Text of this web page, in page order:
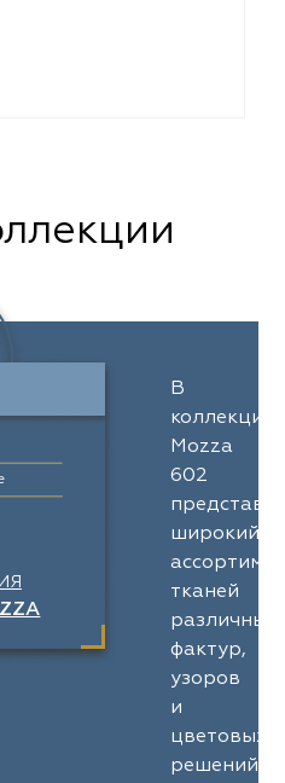
В
коллекции
Mozza
602
широкий
тканей
различных
фактур,
узоров
и
цветовых
решений.